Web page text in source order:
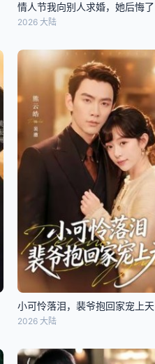
情人节我向别人求婚，她后悔了
2026 大陆
小可怜落泪，裴爷抱回家宠上天
2026 大陆